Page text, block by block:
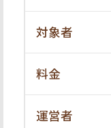
対象者
料金
運営者